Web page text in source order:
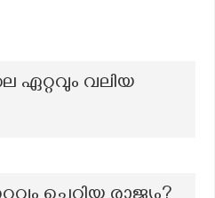
ഏറ്റവും വലിയ